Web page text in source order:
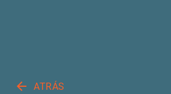
arrow_back ATRÁS